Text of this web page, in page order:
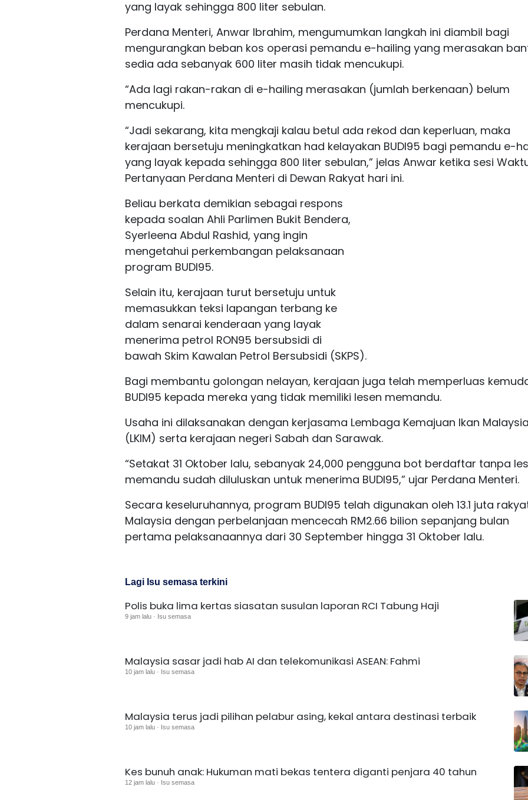
yang layak sehingga 800 liter sebulan.
Perdana Menteri, Anwar Ibrahim, mengumumkan langkah ini diambil bagi
mengurangkan beban kos operasi pemandu e-hailing yang merasakan
sedia ada sebanyak 600 liter masih tidak mencukupi.
“Ada lagi rakan-rakan di e-hailing merasakan (jumlah berkenaan) belum
mencukupi.
“Jadi sekarang, kita mengkaji kalau betul ada rekod dan keperluan, maka
kerajaan bersetuju meningkatkan had kelayakan BUDI95 bagi pemandu e-
yang layak kepada sehingga 800 liter sebulan,” jelas Anwar ketika sesi
Pertanyaan Perdana Menteri di Dewan Rakyat hari ini.
Beliau berkata demikian sebagai respons
kepada soalan Ahli Parlimen Bukit Bendera,
Syerleena Abdul Rashid, yang ingin
mengetahui perkembangan pelaksanaan
program BUDI95.
Selain itu, kerajaan turut bersetuju untuk
memasukkan teksi lapangan terbang ke
dalam senarai kenderaan yang layak
menerima petrol RON95 bersubsidi di
bawah Skim Kawalan Petrol Bersubsidi (SKPS).
Bagi membantu golongan nelayan, kerajaan juga telah memperluas
BUDI95 kepada mereka yang tidak memiliki lesen memandu.
Usaha ini dilaksanakan dengan kerjasama Lembaga Kemajuan Ikan Malaysia
(LKIM) serta kerajaan negeri Sabah dan Sarawak.
“Setakat 31 Oktober lalu, sebanyak 24,000 pengguna bot berdaftar tanpa
memandu sudah diluluskan untuk menerima BUDI95,” ujar Perdana Menteri.
Secara keseluruhannya, program BUDI95 telah digunakan oleh 13.1 juta
Malaysia dengan perbelanjaan mencecah RM2.66 bilion sepanjang bulan
pertama pelaksanaannya dari 30 September hingga 31 Oktober lalu.
Lagi Isu semasa terkini
Polis buka lima kertas siasatan susulan laporan RCI Tabung Haji
9 jam lalu · Isu semasa
Malaysia sasar jadi hab AI dan telekomunikasi ASEAN: Fahmi
10 jam lalu · Isu semasa
Malaysia terus jadi pilihan pelabur asing, kekal antara destinasi terbaik
10 jam lalu · Isu semasa
Kes bunuh anak: Hukuman mati bekas tentera diganti penjara 40 tahun
12 jam lalu · Isu semasa